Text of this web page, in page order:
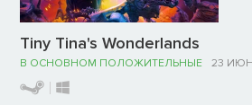
Tiny Tina's Wonderlands
В ОСНОВНОМ ПОЛОЖИТЕЛЬНЫЕ 23